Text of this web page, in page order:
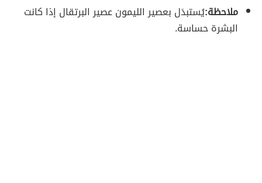
ملاحظة:يُستبدَل بعصير الليمون عصير البرتقال إذا كانت
البشرة حساسة.